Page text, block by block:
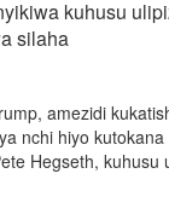
kuhusu
silaha
amezidi
nchi hiyo
Hegseth,